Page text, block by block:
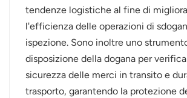
Nederland
عربي
日语
한국어
tendenze logistiche al fine di
l'efficienza delle operazioni di
ispezione. Sono inoltre uno
disposizione della dogana per
sicurezza delle merci in transito e
trasporto, garantendo la protezione